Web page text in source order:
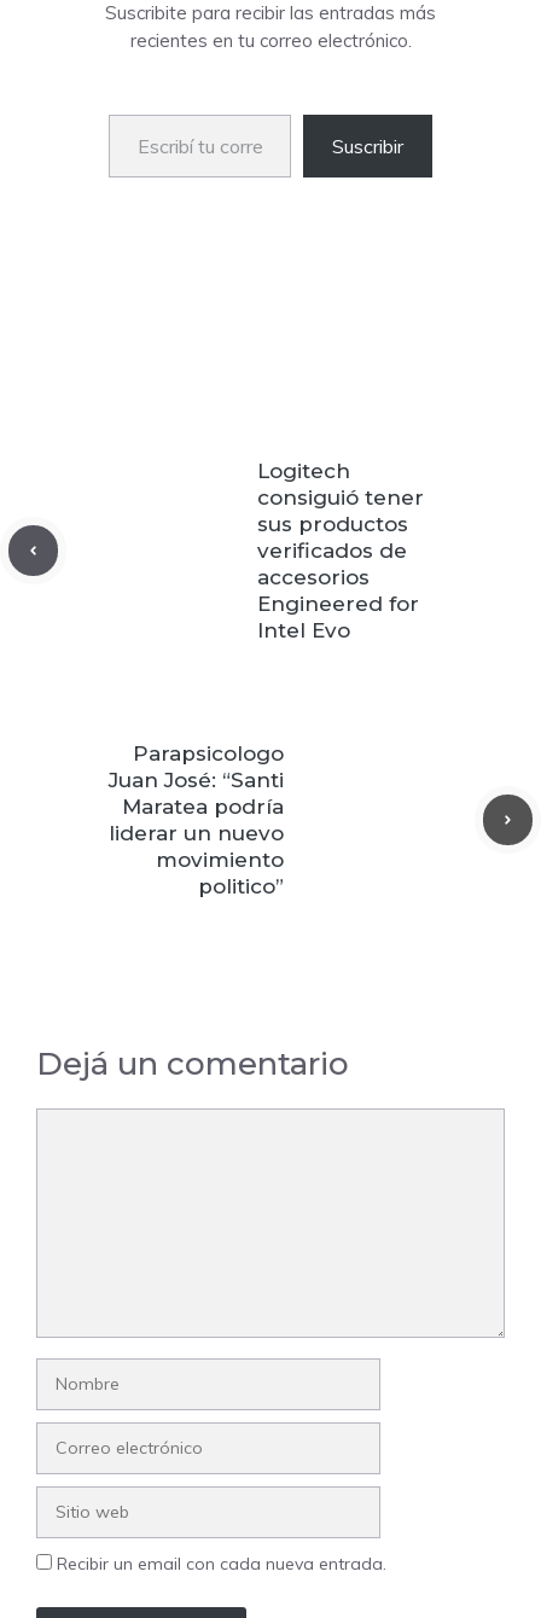
Suscribite para recibir las entradas más
recientes en tu correo electrónico.
Escribí tu correo electrónico…
Suscribir
Logitech
consiguió tener
sus productos
verificados de
accesorios
Engineered for
Intel Evo
Parapsicologo
Juan José: “Santi
Maratea podría
liderar un nuevo
movimiento
politico”
Dejá un comentario
Recibir un email con cada nueva entrada.